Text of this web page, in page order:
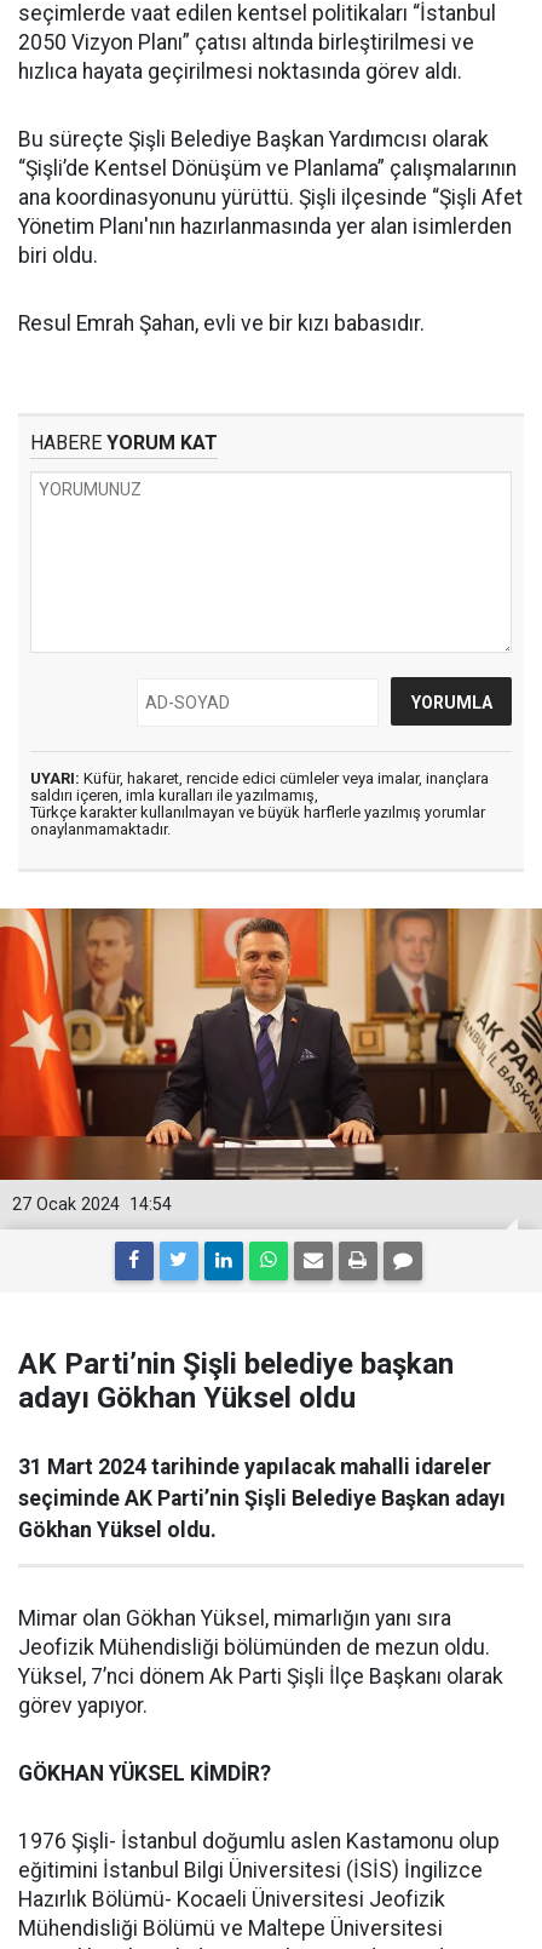
seçimlerde vaat edilen kentsel politikaları “İstanbul
2050 Vizyon Planı” çatısı altında birleştirilmesi ve
hızlıca hayata geçirilmesi noktasında görev aldı.
Bu süreçte Şişli Belediye Başkan Yardımcısı olarak
“Şişli’de Kentsel Dönüşüm ve Planlama” çalışmalarının
ana koordinasyonunu yürüttü. Şişli ilçesinde “Şişli Afet
Yönetim Planı'nın hazırlanmasında yer alan isimlerden
biri oldu.
Resul Emrah Şahan, evli ve bir kızı babasıdır.
HABERE YORUM KAT
UYARI: Küfür, hakaret, rencide edici cümleler veya imalar, inançlara
saldırı içeren, imla kuralları ile yazılmamış,
Türkçe karakter kullanılmayan ve büyük harflerle yazılmış yorumlar
onaylanmamaktadır.
14:54
27 Ocak 2024
AK Parti’nin Şişli belediye başkan
adayı Gökhan Yüksel oldu
31 Mart 2024 tarihinde yapılacak mahalli idareler
seçiminde AK Parti’nin Şişli Belediye Başkan adayı
Gökhan Yüksel oldu.
Mimar olan Gökhan Yüksel, mimarlığın yanı sıra
Jeofizik Mühendisliği bölümünden de mezun oldu.
Yüksel, 7’nci dönem Ak Parti Şişli İlçe Başkanı olarak
görev yapıyor.
GÖKHAN YÜKSEL KİMDİR?
1976 Şişli- İstanbul doğumlu aslen Kastamonu olup
eğitimini İstanbul Bilgi Üniversitesi (İSİS) İngilizce
Hazırlık Bölümü- Kocaeli Üniversitesi Jeofizik
Mühendisliği Bölümü ve Maltepe Üniversitesi